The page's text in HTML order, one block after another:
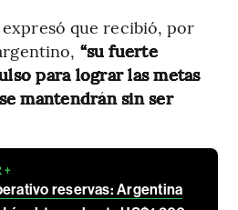
expresó que recibió, por
“su fuerte
para lograr las metas
mantendrán sin ser
+
reservas: Argentina